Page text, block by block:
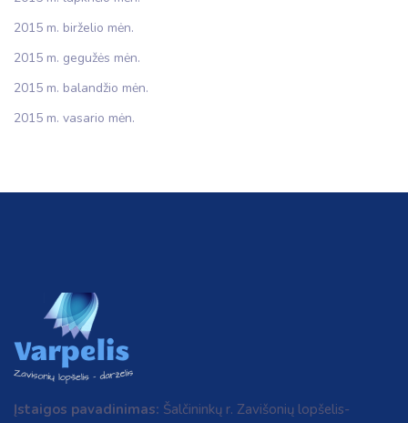
2015 m. birželio mėn.
2015 m. gegužės mėn.
2015 m. balandžio mėn.
2015 m. vasario mėn.
Įstaigos pavadinimas: Šalčininkų r. Zavišonių lopšelis-